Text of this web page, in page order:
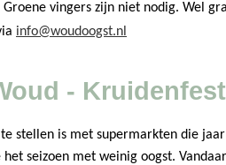
vingers zijn niet nodig. Wel
info@woudoogst.nl
-
stellen is met supermarkten die
seizoen met weinig oogst.